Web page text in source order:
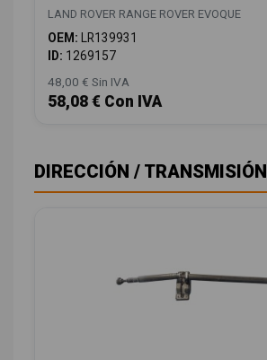
LAND ROVER RANGE ROVER EVOQUE
OEM: LR139931
ID: 1269157
48,00 € Sin IVA
58,08 € Con IVA
DIRECCIÓN / TRANSMISIÓN